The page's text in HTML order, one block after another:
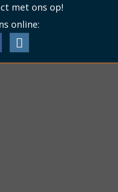
met ons op!
online: